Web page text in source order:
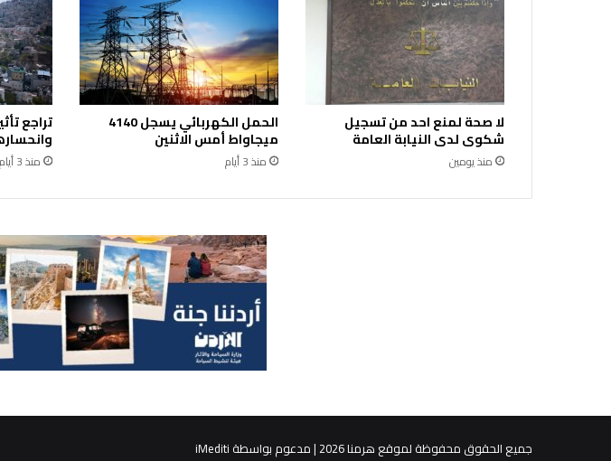
لا صحة لمنع احد من تسجيل
شكوى لدى النيابة العامة
منذ يومين
الحمل الكهربائي يسجل 4140
ميجاواط أمس الاثنين
منذ 3 أيام
تراجع
منذ 3 أيام
جميع الحقوق محفوظة لموقع هرمنا 2026 | مدعوم بواسطة iMediti